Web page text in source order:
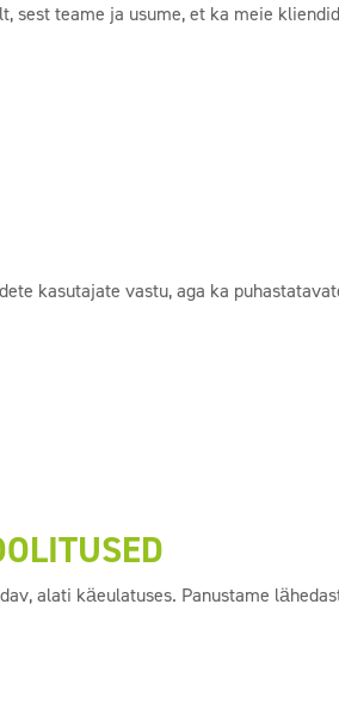
teame ja usume, et ka meie
kasutajate vastu, aga ka
alati käeulatuses. Panustame